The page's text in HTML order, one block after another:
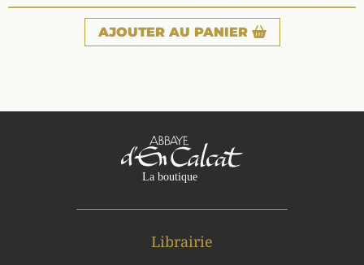
AJOUTER AU PANIER
Librairie